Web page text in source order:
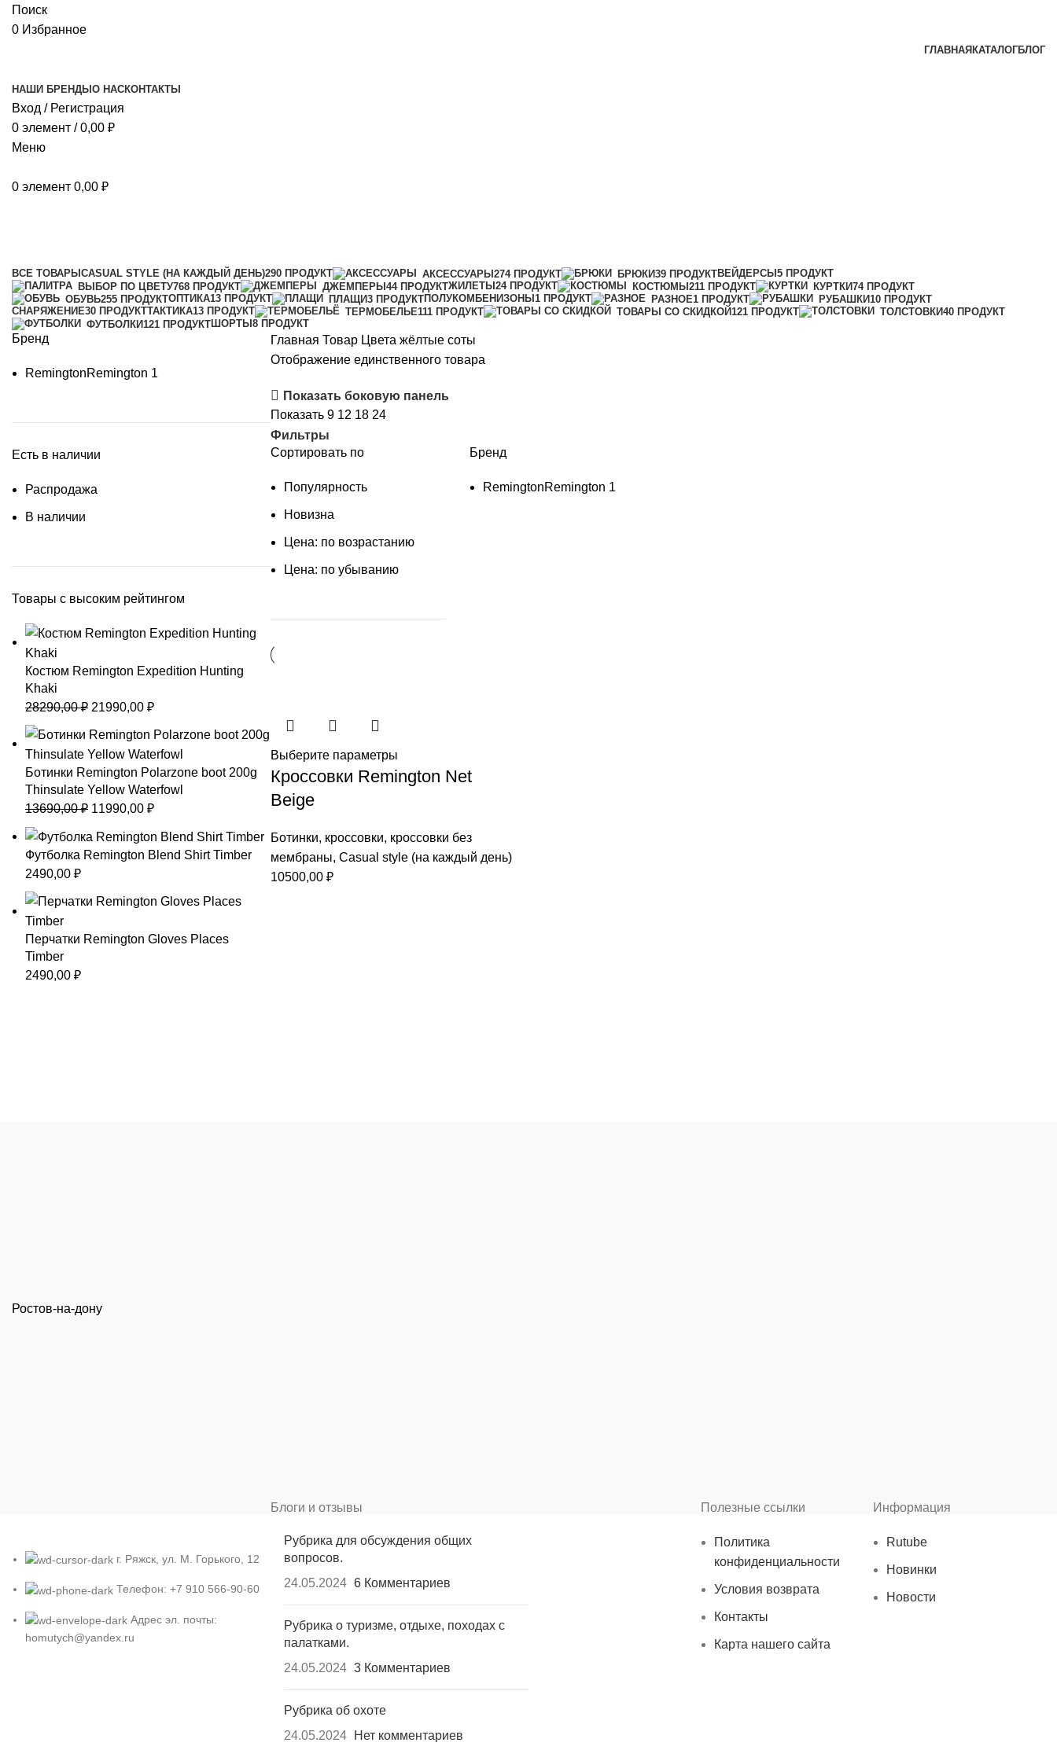
Поиск
0 Избранное
ГЛАВНАЯ КАТАЛОГБЛОГ
НАШИ БРЕНДЫ О НАСКОНТАКТЫ
Вход / Регистрация
0 элемент / 0,00 ₽
Меню
0 элемент 0,00 ₽
ВСЕ ТОВАРЫ CASUAL STYLE (НА КАЖДЫЙ ДЕНЬ)290 ПРОДУКТ АКСЕССУАРЫ274 ПРОДУКТ БРЮКИ39 ПРОДУКТВЕЙДЕРСЫ 5 ПРОДУКТ
ВЫБОР ПО ЦВЕТУ768 ПРОДУКТ ДЖЕМПЕРЫ44 ПРОДУКТЖИЛЕТЫ 24 ПРОДУКТ КОСТЮМЫ211 ПРОДУКТ КУРТКИ74 ПРОДУКТ
ОБУВЬ255 ПРОДУКТОПТИКА13 ПРОДУКТ ПЛАЩИ3 ПРОДУКТПОЛУКОМБЕНИЗОНЫ 1 ПРОДУКТ РАЗНОЕ1 ПРОДУКТ РУБАШКИ10 ПРОДУКТ
СНАРЯЖЕНИЕ30 ПРОДУКТТАКТИКА13 ПРОДУКТ ТЕРМОБЕЛЬЕ111 ПРОДУКТ ТОВАРЫ СО СКИДКОЙ121 ПРОДУКТ ТОЛСТОВКИ40 ПРОДУКТ
ФУТБОЛКИ121 ПРОДУКТШОРТЫ 8 ПРОДУКТ
Бренд
RemingtonRemington 1
Есть в наличии
Распродажа
В наличии
Товары с высоким рейтингом
Костюм Remington Expedition Hunting
Khaki
28290,00₽ Первоначальная
составляла
28290,00 ₽.
21990,00 ₽Текущая
Ботинки Remington Polarzone boot 200g
Thinsulate Yellow Waterfowl
13690,00₽ Первоначальная
составляла
11990,00 ₽Текущая
11990,00 ₽.
Футболка Remington Blend Shirt Timber
2490,00 ₽
Перчатки Remington Gloves Places
Timber
2490,00 ₽
Главная Товар Цвета жёлтые соты
Отображение единственного товара
Показать боковую панель
Показать 9 12 18 24
Фильтры
Сортировать по
Популярность
Новизна
Цена: по возрастанию
Цена: по убыванию
Бренд
RemingtonRemington 1
Выберите параметры
Кроссовки Remington Net
Beige
Ботинки, кроссовки, кроссовки без
мембраны, Casual style (на каждый день)
10500,00 ₽
Ростов-на-дону
г. Ряжск, ул. М. Горького, 12
Телефон: +7 910 566-90-60
Адрес эл. почты:
homutych@yandex.ru
Блоги и отзывы
Рубрика для обсуждения общих
вопросов.
24.05.2024 6 Комментариев
Рубрика о туризме, отдыхе, походах с
палатками.
24.05.2024 3 Комментариев
Рубрика об охоте
24.05.2024
Нет комментариев
Полезные ссылки
Политика
конфиденциальности
Условия возврата
Контакты
Карта нашего сайта
Информация
Rutube
Новинки
Новости